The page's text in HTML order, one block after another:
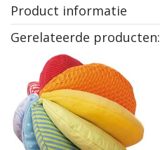
Product informatie
Gerelateerde producten: